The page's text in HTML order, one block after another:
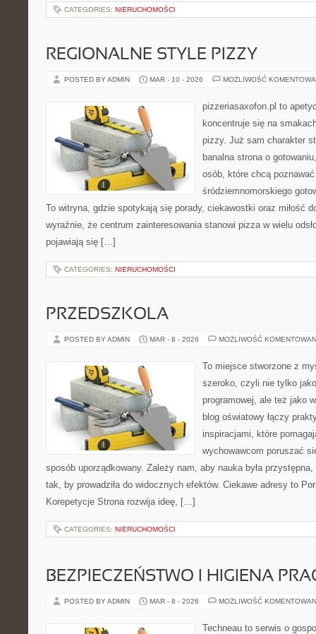
CATEGORIES: NIERUCHOMOŚCI
REGIONALNE STYLE PIZZY
POSTED BY ADMIN MAR - 10 - 2026 MOŻLIWOŚĆ
pizzeriasaxofon.pl to
koncentruje się na
pizzy. Już sam charakter
banalna strona o
osób, które chcą
śródziemnomorskiego
To witryna, gdzie spotykają się porady, ciekawostki oraz miłość
wyraźnie, że centrum zainteresowania stanowi pizza w wielu
pojawiają się […]
CATEGORIES: NIERUCHOMOŚCI
PRZEDSZKOLA
POSTED BY ADMIN MAR - 8 - 2026 MOŻLIWOŚĆ
To miejsce stworzone z
szeroko, czyli nie tylko
programowej, ale też jako
blog oświatowy łączy
inspiracjami, które
wychowawcom poruszać
sposób uporządkowany. Zależy nam, aby nauka była
tak, by prowadziła do widocznych efektów. Ciekawe adresy to
Korepetycje Strona rozwija ideę, […]
CATEGORIES: NIERUCHOMOŚCI
BEZPIECZEŃSTWO I HIGIENA
POSTED BY ADMIN MAR - 8 - 2026 MOŻLIWOŚĆ
Techneau to serwis o